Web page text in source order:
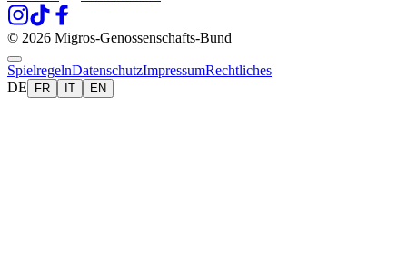
© 2026 Migros-Genossenschafts-Bund
SpielregelnDatenschutzImpressumRechtliches
DE
FR IT EN